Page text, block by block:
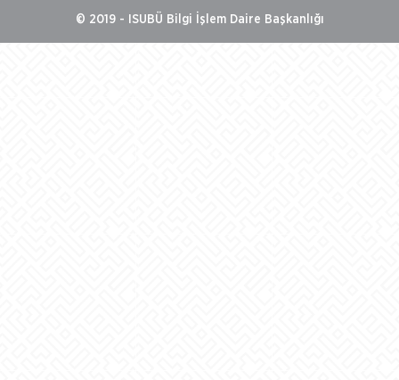
© 2019 - ISUBÜ Bilgi İşlem Daire Başkanlığı